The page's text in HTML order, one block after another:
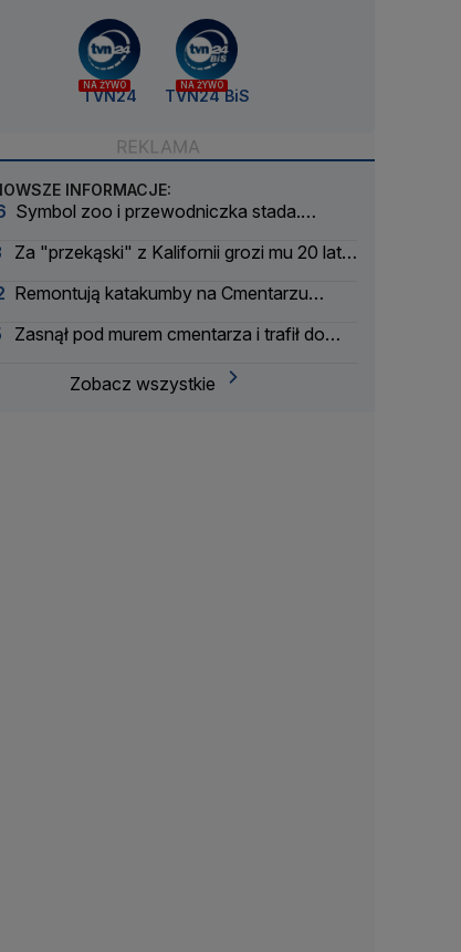
NA ŻYWO
TVN24
NA ŻYWO
TVN24 BiS
INFORMACJE:
Symbol zoo i przewodniczka stada.
Za "przekąski" z Kalifornii grozi mu 20 lat
Remontują katakumby na Cmentarzu
Zasnął pod murem cmentarza i trafił do
Zobacz wszystkie